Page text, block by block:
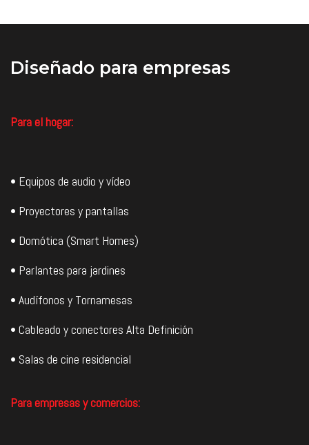
 Hilado a mano en Japón.
Producto disponible contra
Precio US$ 550,00 (Sin IVA).
Diseñado para empresas
Para el hogar:
• Equipos de audio y vídeo
• Proyectores y pantallas
• Domótica (Smart Homes)
• Parlantes para jardines
• Audífonos y Tornamesas
• Cableado y conectores Alta Definición
• Salas de cine residencial
Para empresas y comercios: